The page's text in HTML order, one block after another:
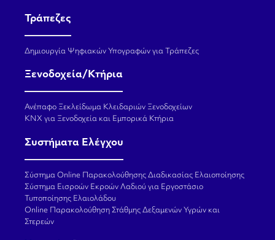
Τράπεζες
Δημιουργία Ψηφιακών Υπογραφών για Τράπεζες
Ξενοδοχεία/Κτήρια
Ανέπαφο Ξεκλείδωμα Κλειδαριών Ξενοδοχείων
KNX για Ξενοδοχεία και Εμπορικά Κτήρια
Συστήματα Ελέγχου
Σύστημα Online Παρακολούθησης Διαδικασίας Ελαιοποίησης
Σύστημα Εισροών Εκροών Λαδιού για Εργοστάσιο
Τυποποίησης Ελαιολάδου
Online Παρακολούθηση Στάθμης Δεξαμενών Υγρών και
Στερεών